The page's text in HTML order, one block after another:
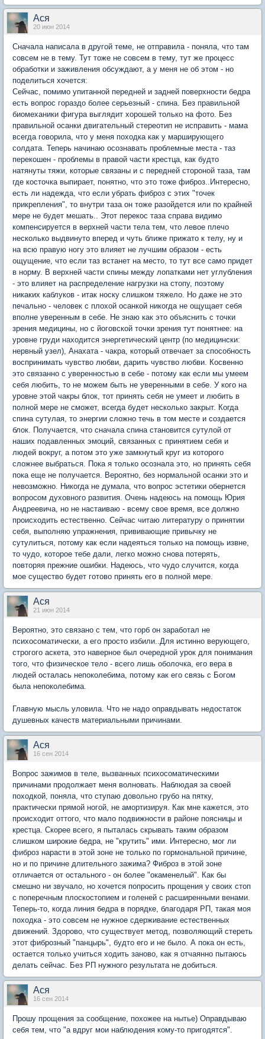
Ася
20 июн 2014
Сначала написала в другой теме, не отправила - поняла, что там
совсем не в тему. Тут тоже не совсем в тему, тут же процесс
обработки и заживления обсуждают, а у меня не об этом - но
поделиться хочется:
Сейчас, помимо упитанной передней и задней поверхности бедра
есть вопрос гораздо более серьезный - спина. Без правильной
биомеханики фигура выглядит хорошей только на фото. Без
правильной осанки двигательный стереотип не исправить - мама
всегда говорила, что у меня походка как у марширующего
солдата. Теперь начинаю осознавать проблемные места - таз
перекошен - проблемы в правой части крестца, как будто
натянуты тяжи, которые связаны и с передней стороной таза, там
где косточка выпирает, понятно, что это тоже фиброз..Интересно,
есть ли надежда, что если убрать фиброз с этих "точек
прикрепления", то внутри таза он тоже разойдется или по крайней
мере не будет мешать.. Этот перекос таза справа видимо
компенсируется в верхней части тела тем, что левое плечо
несколько выдвинуто вперед и чуть ближе прижато к телу, ну и
на всю правую ногу это влияет не лучшим образом - есть
ощущение, что если таз встанет на место, то тут все само придет
в норму. В верхней части спины между лопатками нет углубления
- это влияет на распределение нагрузки на стопу, поэтому
никаких каблуков - итак носку слишком тяжело. Но даже не это
печально - человек с плохой осанкой никогда не ощущает себя
вполне уверенным в себе. Не знаю как это объяснить с точки
зрения медицины, но с йоговской точки зрения тут понятнее: на
уровне груди находится энергетический центр (по медицински:
нервный узел), Анахата - чакра, который отвечает за способность
воспринимать чувство любви, дарить чувство любви. Косвенно
это связанно с уверенностью в себе - потому как если мы умеем
себя любить, то не можем быть не уверенными в себе. У кого на
уровне этой чакры блок, тот принять себя не умеет и любить в
полной мере не сможет, всегда будет несколько закрыт. Когда
спина сутулая, то энергии сложно течь в том месте и создается
блок. Получается, что сначала спина становится сутулой от
наших подавленных эмоций, связанных с принятием себя и
людей вокруг, а потом это уже замкнутый круг из которого
сложнее выбраться. Пока я только осознала это, но принять себя
пока еще не получается. Вероятно, без нормальной осанки это и
невозможно. Никогда не думала, что вопрос эстетики обернется
вопросом духовного развития. Очень надеюсь на помощь Юрия
Андреевича, но не настаиваю - всему свое время, все должно
происходить естественно. Сейчас читаю литературу о принятии
себя, выполняю упражнения, прививающие привычку не
сутулиться, потому как если надеяться только на помощь извне,
то чудо, которое тебе дали, легко можно снова потерять,
повторяя прежние ошибки. Надеюсь, что чудо случится, когда
мое существо будет готово принять его в полной мере.
Ася
21 июн 2014
Вероятно, это связано с тем, что горб он заработал не
психосоматически, а его просто избили..Для истинно верующего,
строгого аскета, это наверное был очередной урок для понимания
того, что физическое тело - всего лишь оболочка, его вера в
людей осталась непоколебима, потому как его связь с Богом
была непоколебима.
Главную мысль уловила. Что не надо оправдывать недостаток
душевных качеств материальными причинами.
Ася
16 сен 2014
Вопрос зажимов в теле, вызванных психосоматическими
причинами продолжает меня волновать. Наблюдая за своей
походкой, поняла, что ступаю довольно грубо на пятку,
практически прямой ногой, не амортизируя. Как мне кажется, это
происходит оттого, что мало подвижности в районе поясницы и
крестца. Скорее всего, я пыталась скрывать таким образом
слишком широкие бедра, не "крутить" ими. Интересно, мог ли
фиброз нарасти в этой зоне не только по гормональной причине,
но и по причине длительного зажима? Фиброз в этой зоне
отличается от остального - он более "окаменелый". Как бы
смешно ни звучало, но хочется попросить прощения у своих стоп
с поперечным плоскостопием и голеней с расширенными венами.
Теперь-то, когда линия бедра в порядке, благодаря РП, такая моя
походка - это совсем не нужное сдерживание естественных
движений. Здорово, что существует метод, позволяющий стереть
этот фиброзный "панцырь", будто его и не было. А пока он есть,
остается только учиться ходить заново, как я отчаянно пытаюсь
делать сейчас. Без РП нужного результата не добиться.
Ася
16 сен 2014
Прошу прощения за сообщение, похожее на нытье) Оправдываю
себя тем, что "а вдруг мои наблюдения кому-то пригодятся".